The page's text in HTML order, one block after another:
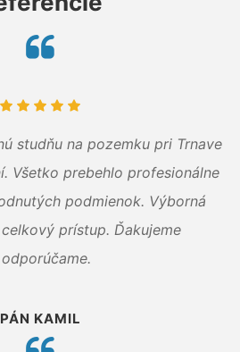
studňu na pozemku pri Trnave
Všetko prebehlo profesionálne
podmienok. Výborná
prístup. Ďakujeme
PÁN KAMIL